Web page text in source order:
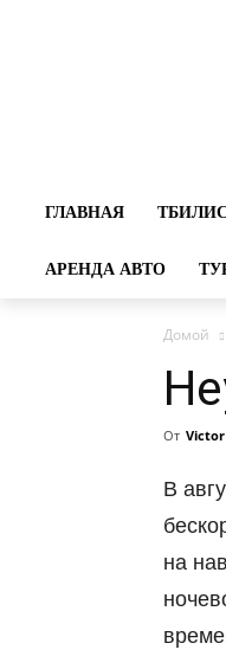
ГЛАВНАЯ
АРЕНДА АВТО
Домой
От Victor
В
на